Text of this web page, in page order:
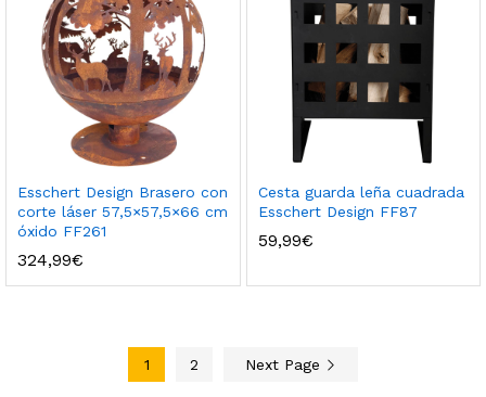
Esschert Design Brasero con
corte láser 57,5×57,5×66 cm
óxido FF261
324,99€
Cesta guarda leña cuadrada
Esschert Design FF87
59,99€
1 2 Next Page